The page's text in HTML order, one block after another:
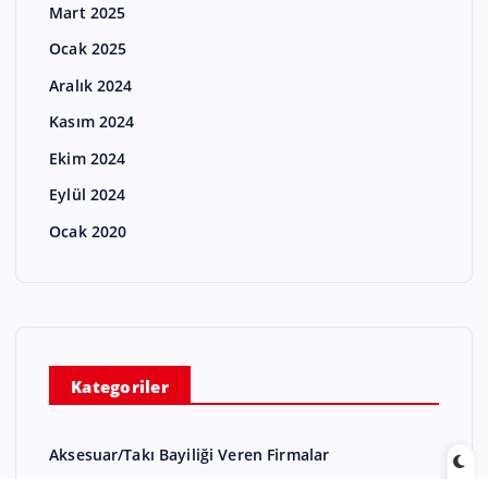
Mart 2025
Ocak 2025
Aralık 2024
Kasım 2024
Ekim 2024
Eylül 2024
Ocak 2020
Kategoriler
Aksesuar/Takı Bayiliği Veren Firmalar